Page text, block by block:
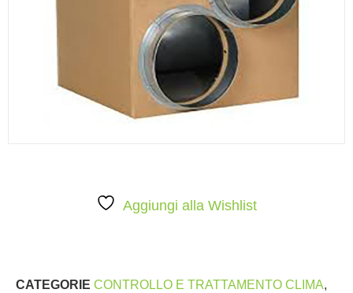
Aggiungi alla Wishlist
CATEGORIE CONTROLLO E TRATTAMENTO CLIMA,